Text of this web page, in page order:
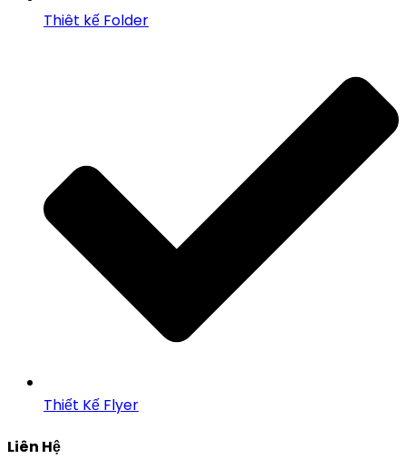
Thiêt kế Folder
Thiết Kế Flyer
Liên Hệ